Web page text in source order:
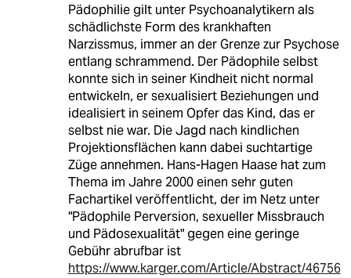
Pädophilie gilt unter Psychoanalytikern als
schädlichste Form des krankhaften
Narzissmus, immer an der Grenze zur Psychose
entlang schrammend. Der Pädophile selbst
konnte sich in seiner Kindheit nicht normal
entwickeln, er sexualisiert Beziehungen und
idealisiert in seinem Opfer das Kind, das er
selbst nie war. Die Jagd nach kindlichen
Projektionsflächen kann dabei suchtartige
Züge annehmen. Hans-Hagen Haase hat zum
Thema im Jahre 2000 einen sehr guten
Fachartikel veröffentlicht, der im Netz unter
"Pädophile Perversion, sexueller Missbrauch
und Pädosexualität" gegen eine geringe
Gebühr abrufbar ist
https://www.karger.com/Article/Abstract/46756